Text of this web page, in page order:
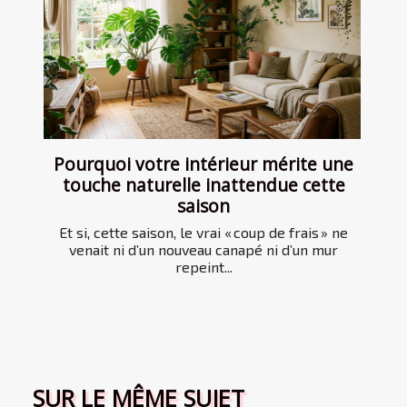
Pourquoi votre intérieur mérite une
touche naturelle inattendue cette
saison
Et si, cette saison, le vrai « coup de frais » ne
venait ni d’un nouveau canapé ni d’un mur
repeint...
SUR LE MÊME SUJET